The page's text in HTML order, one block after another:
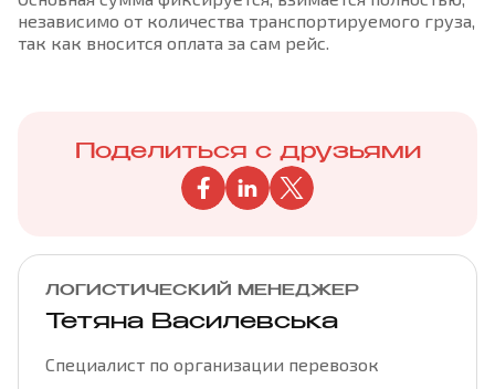
независимо от количества транспортируемого груза,
так как вносится оплата за сам рейс.
Поделиться с друзьями
ЛОГИСТИЧЕСКИЙ МЕНЕДЖЕР
Тетяна Василевська
Специалист по организации перевозок